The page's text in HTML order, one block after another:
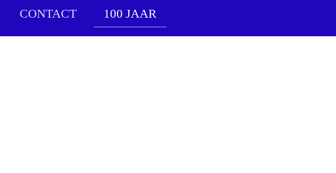
hoofdinhoud
CONTACT
100 JAAR